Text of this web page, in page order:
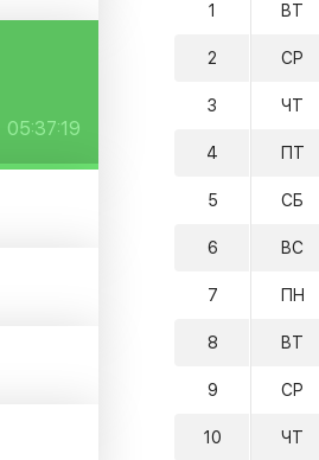
05:37:19
1 ВТ
2 СР
3 ЧТ
4 ПТ
5 СБ
6 ВС
7 ПН
8 ВТ
9 СР
10 ЧТ